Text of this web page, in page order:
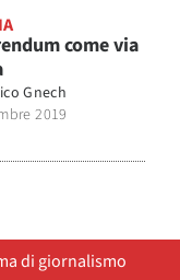
come via
Gnech
2019
di giornalismo